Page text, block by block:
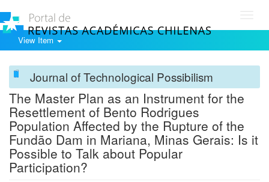
View Item
Journal of Technological Possibilism
The Master Plan as an Instrument for the
Resettlement of Bento Rodrigues
Population Affected by the Rupture of the
Fundão Dam in Mariana, Minas Gerais: Is it
Possible to Talk about Popular
Participation?